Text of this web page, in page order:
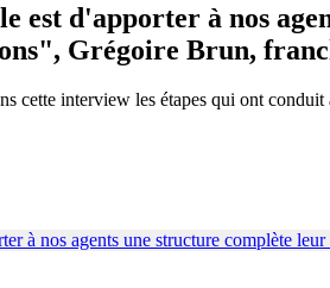
d'apporter à nos
Grégoire Brun,
interview les étapes qui ont conduit